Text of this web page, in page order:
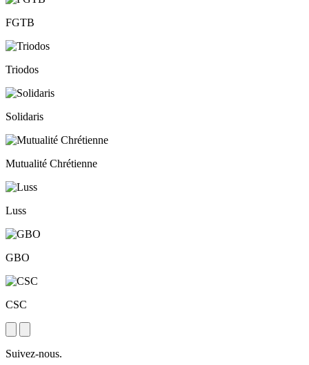
FGTB
Triodos
Solidaris
Mutualité Chrétienne
Luss
GBO
CSC
Suivez-nous.